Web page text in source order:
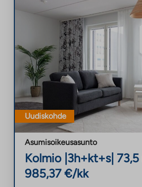
Uudiskohde
Asumisoikeusasunto
Kolmio 3h+kt+s| 73,5
985,37 €/kk